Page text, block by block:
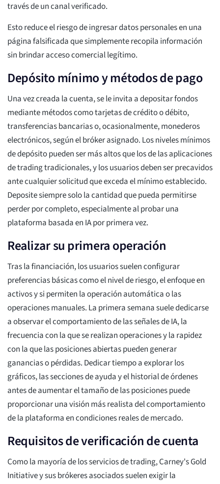
través de un canal verificado.
Esto reduce el riesgo de ingresar datos personales en una
página falsificada que simplemente recopila información
sin brindar acceso comercial legítimo.
Depósito mínimo y métodos de pago
Una vez creada la cuenta, se le invita a depositar fondos
mediante métodos como tarjetas de crédito o débito,
transferencias bancarias o, ocasionalmente, monederos
electrónicos, según el bróker asignado. Los niveles mínimos
de depósito pueden ser más altos que los de las aplicaciones
de trading tradicionales, y los usuarios deben ser precavidos
ante cualquier solicitud que exceda el mínimo establecido.
Deposite siempre solo la cantidad que pueda permitirse
perder por completo, especialmente al probar una
plataforma basada en IA por primera vez.
Realizar su primera operación
Tras la financiación, los usuarios suelen configurar
preferencias básicas como el nivel de riesgo, el enfoque en
activos y si permiten la operación automática o las
operaciones manuales. La primera semana suele dedicarse
a observar el comportamiento de las señales de IA, la
frecuencia con la que se realizan operaciones y la rapidez
con la que las posiciones abiertas pueden generar
ganancias o pérdidas. Dedicar tiempo a explorar los
gráficos, las secciones de ayuda y el historial de órdenes
antes de aumentar el tamaño de las posiciones puede
proporcionar una visión más realista del comportamiento
de la plataforma en condiciones reales de mercado.
Requisitos de verificación de cuenta
Como la mayoría de los servicios de trading, Carney's Gold
Initiative y sus brókeres asociados suelen exigir la